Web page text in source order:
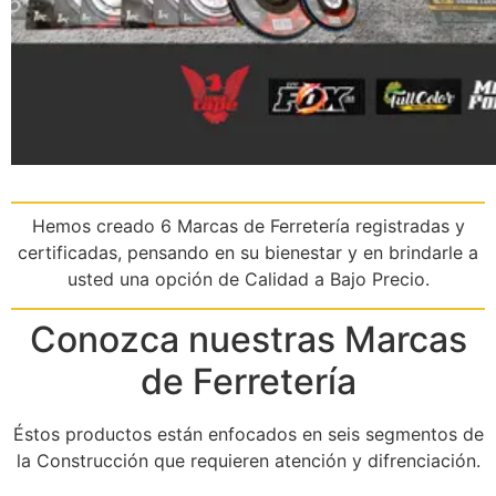
Hemos creado 6 Marcas de Ferretería registradas y
certificadas, pensando en su bienestar y en brindarle a
usted una opción de Calidad a Bajo Precio.
Conozca nuestras Marcas
de Ferretería
Éstos productos están enfocados en seis segmentos de
la Construcción que requieren atención y difrenciación.